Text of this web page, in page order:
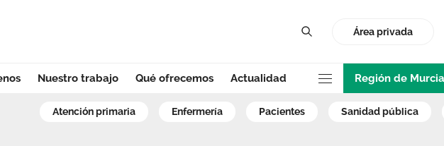
Área privada
Nuestro trabajo Qué ofrecemos Actualidad Región de Murcia
de Enfermería
atención primaria enfermería pacientes sanidad pública